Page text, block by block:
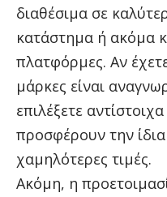
διαθέσιμα σε
κατάστημα ή ακόμα
πλατφόρμες. Αν
μάρκες είναι
επιλέξετε
προσφέρουν την
χαμηλότερες τιμές.
Ακόμη, η